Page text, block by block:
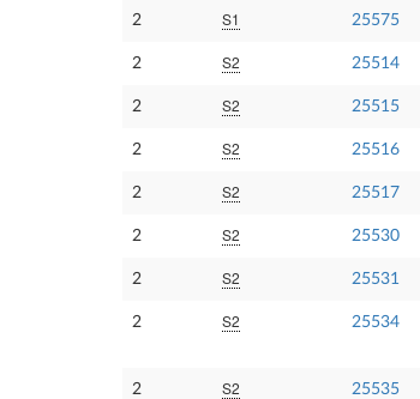
2 S1 25575
2 S2 25514
2 S2 25515
2 S2 25516
2 S2 25517
2 S2 25530
2 S2 25531
2 S2 25534
2 S2 25535